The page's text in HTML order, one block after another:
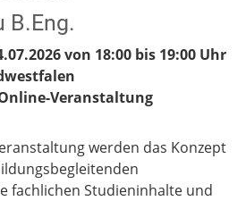
B.Eng.
von 18:00 bis 19:00 Uhr
Veranstaltung
werden das Konzept
fachlichen Studieninhalte und